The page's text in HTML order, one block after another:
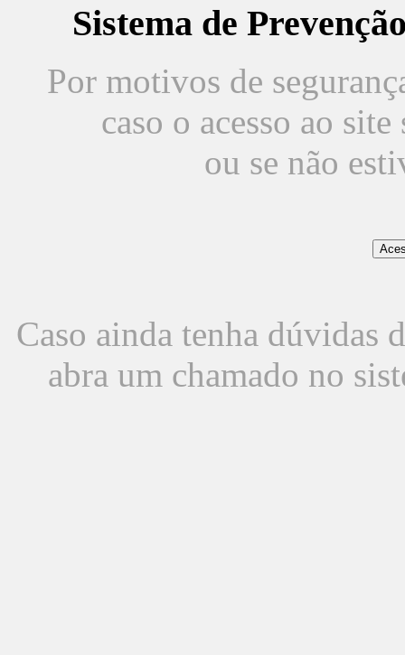
Sistema de
Por motivos de
caso o acesso ao
ou se não
Caso ainda tenha dúvidas
abra um chamado no